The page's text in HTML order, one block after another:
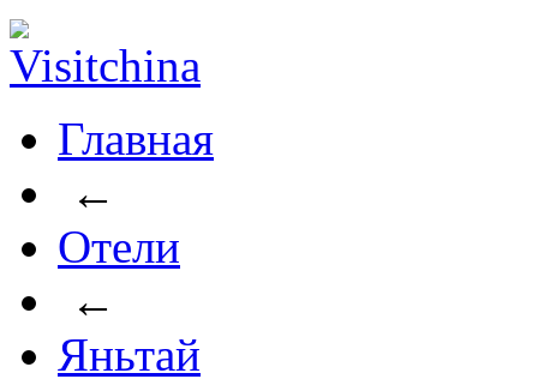
Главная
←
Отели
←
Яньтай